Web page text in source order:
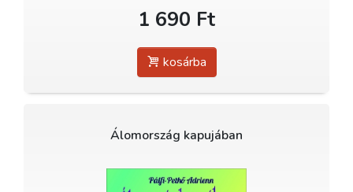
1 690 Ft
kosárba
Álomország kapujában